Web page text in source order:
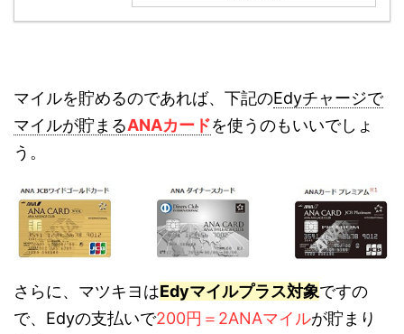
マイルを貯めるのであれば、下記のEdyチャージで
マイルが貯まるANAカードを使うのもいいでしょ
う。
さらに、マツキヨはEdyマイルプラス対象ですの
で、Edyの支払いで200円＝2ANAマイルが貯まり